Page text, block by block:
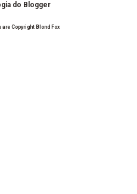
do Blogger
Copyright Blond Fox